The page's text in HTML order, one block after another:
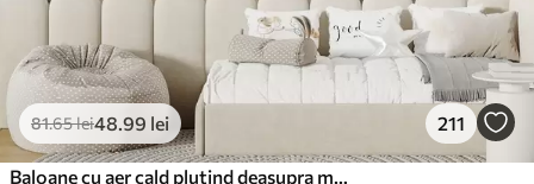
81.65lei48 .99 lei 211